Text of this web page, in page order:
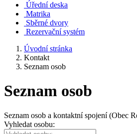
Úřední deska
Matrika
Sběrné dvory
Rezervační systém
Úvodní stránka
Kontakt
Seznam osob
Seznam osob
Seznam osob a kontaktní spojení (Obec
Vyhledat osobu: